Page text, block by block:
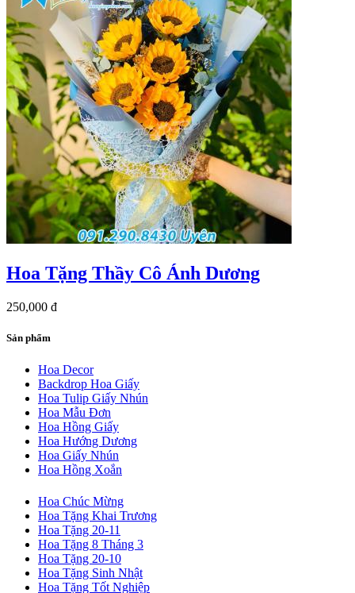
Hoa Tặng Thầy Cô Ánh Dương
250,000 đ
Sản phẩm
Hoa Decor
Backdrop Hoa Giấy
Hoa Tulip Giấy Nhún
Hoa Mẫu Đơn
Hoa Hồng Giấy
Hoa Hướng Dương
Hoa Giấy Nhún
Hoa Hồng Xoắn
Hoa Chúc Mừng
Hoa Tặng Khai Trương
Hoa Tặng 20-11
Hoa Tặng 8 Tháng 3
Hoa Tặng 20-10
Hoa Tặng Sinh Nhật
Hoa Tặng Tốt Nghiệp